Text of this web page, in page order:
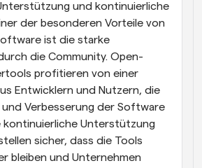
und kontinuierliche
der besonderen Vorteile von
ist die starke
die Community. Open-
profitieren von einer
Entwicklern und Nutzern, die
Verbesserung der Software
kontinuierliche Unterstützung
sicher, dass die Tools
bleiben und Unternehmen